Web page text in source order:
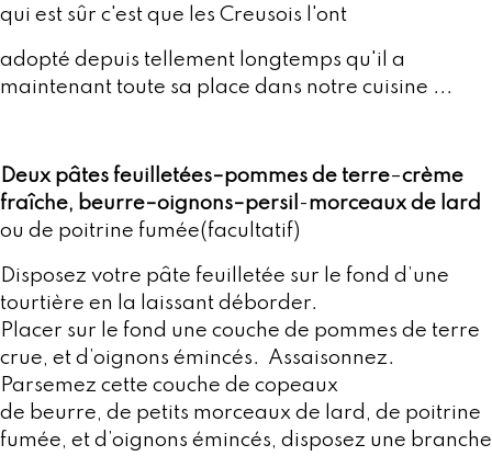
qui est sûr c'est que les Creusois l'ont
adopté depuis tellement longtemps qu'il a
maintenant toute sa place dans notre cuisine ...
Deux pâtes feuilletées–pommes de terre–crème
fraîche, beurre–oignons–persil -morceaux de lard
ou de poitrine fumée(facultatif)
Disposez votre pâte feuilletée sur le fond d’une
tourtière en la laissant déborder.
Placer sur le fond une couche de pommes de terre
crue, et d’oignons émincés. Assaisonnez.
Parsemez cette couche de copeaux
de beurre, de petits morceaux de lard, de poitrine
fumée, et d’oignons émincés, disposez une branche